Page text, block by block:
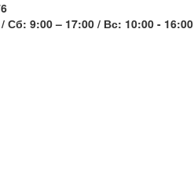
Сб: 9:00 – 17:00 / Вс: 10:00 - 16:00